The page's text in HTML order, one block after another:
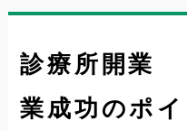
診療所開業
業成功のポ